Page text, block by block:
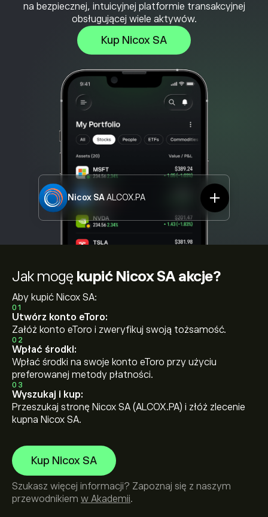
na bezpiecznej, intuicyjnej platformie transakcyjnej
obsługującej wiele aktywów.
Kup Nicox SA
Nicox SAALCOX.PA
Jak mogę kupić Nicox SA akcje?
Aby kupić Nicox SA:
01
Utwórz konto eToro:
Załóż konto eToro i zweryfikuj swoją tożsamość.
02
Wpłać środki:
Wpłać środki na swoje konto eToro przy użyciu
preferowanej metody płatności.
03
Wyszukaj i kup:
Przeszukaj stronę Nicox SA (ALCOX.PA) i złóż zlecenie
kupna Nicox SA.
Kup Nicox SA
Szukasz więcej informacji? Zapoznaj się z naszym
przewodnikiem w Akademii.